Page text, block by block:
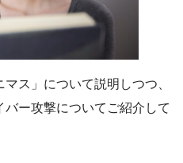
ス」について説明しつつ、
ー攻撃についてご紹介して